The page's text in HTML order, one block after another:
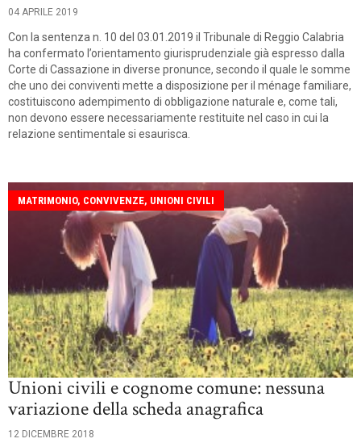
04 APRILE 2019
Con la sentenza n. 10 del 03.01.2019 il Tribunale di Reggio Calabria
ha confermato l’orientamento giurisprudenziale già espresso dalla
Corte di Cassazione in diverse pronunce, secondo il quale le somme
che uno dei conviventi mette a disposizione per il ménage familiare,
costituiscono adempimento di obbligazione naturale e, come tali,
non devono essere necessariamente restituite nel caso in cui la
relazione sentimentale si esaurisca.
MATRIMONIO, CONVIVENZE, UNIONI CIVILI
Unioni civili e cognome comune: nessuna
variazione della scheda anagrafica
12 DICEMBRE 2018